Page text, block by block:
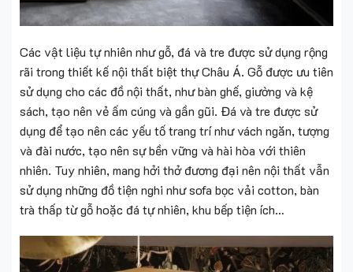
Các vật liệu tự nhiên như gỗ, đá và tre được sử dụng rộng
rãi trong thiết kế nội thất biệt thự Châu Á. Gỗ được ưu tiên
sử dụng cho các đồ nội thất, như bàn ghế, giường và kệ
sách, tạo nên vẻ ấm cúng và gần gũi. Đá và tre được sử
dụng để tạo nên các yếu tố trang trí như vách ngăn, tượng
và đài nước, tạo nên sự bền vững và hài hòa với thiên
nhiên. Tuy nhiên, mang hởi thở đương đại nên nội thất vẫn
sử dụng những đồ tiện nghi như sofa bọc vải cotton, bàn
trà thấp từ gỗ hoặc đá tự nhiên, khu bếp tiện ích…